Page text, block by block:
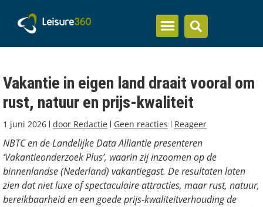
Vakantie in eigen land draait vooral om
rust, natuur en prijs-kwaliteit
1 juni 2026 door Redactie Geen reacties Reageer
NBTC en de Landelijke Data Alliantie presenteren
‘Vakantieonderzoek Plus’, waarin zij inzoomen op de
binnenlandse (Nederland) vakantiegast. De resultaten laten
zien dat niet luxe of spectaculaire attracties, maar rust, natuur,
bereikbaarheid en een goede prijs-kwaliteitverhouding de